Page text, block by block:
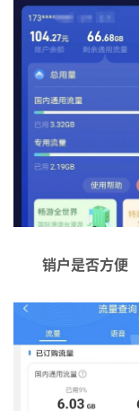
销户是否方便